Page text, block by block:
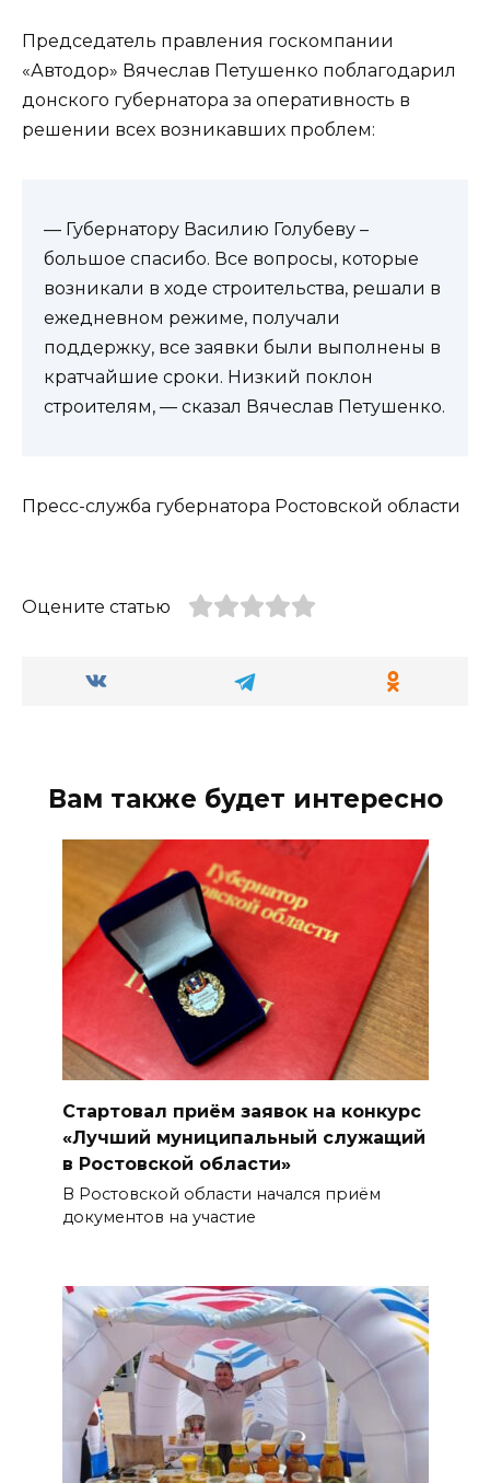
Председатель правления госкомпании
«Автодор» Вячеслав Петушенко поблагодарил
донского губернатора за оперативность в
решении всех возникавших проблем:
— Губернатору Василию Голубеву –
большое спасибо. Все вопросы, которые
возникали в ходе строительства, решали в
ежедневном режиме, получали
поддержку, все заявки были выполнены в
кратчайшие сроки. Низкий поклон
строителям, — сказал Вячеслав Петушенко.
Пресс-служба губернатора Ростовской области
Оцените статью
Вам также будет интересно
Стартовал приём заявок на конкурс
«Лучший муниципальный служащий
в Ростовской области»
В Ростовской области начался приём
документов на участие